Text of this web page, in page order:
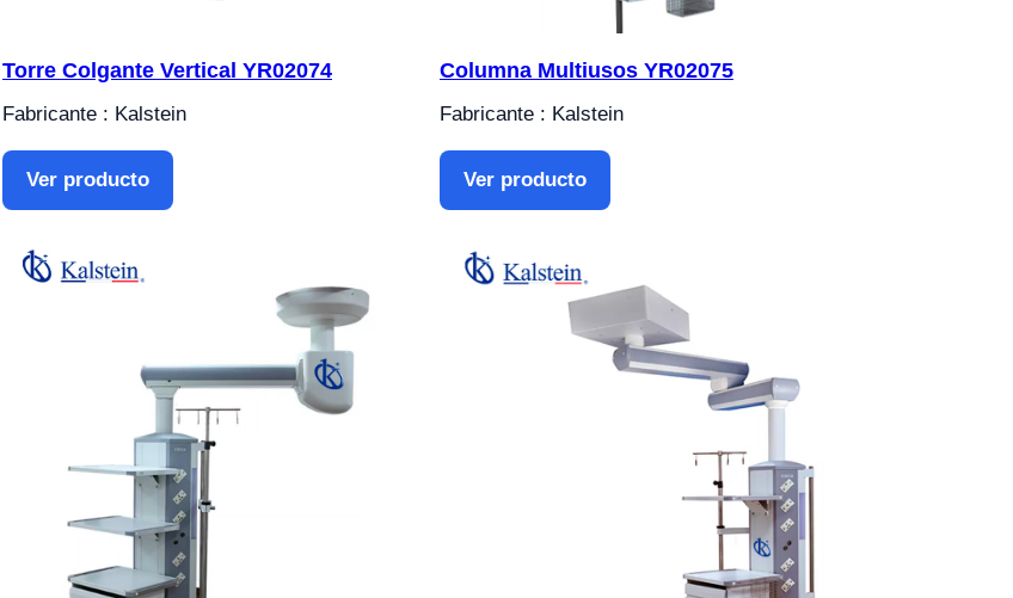
Torre Colgante Vertical YR02074
Fabricante : Kalstein
Ver producto
Columna Multiusos YR02075
Fabricante : Kalstein
Ver producto